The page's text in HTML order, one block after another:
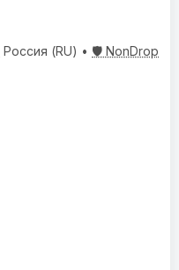
Россия (RU) • 🛡️ NonDrop